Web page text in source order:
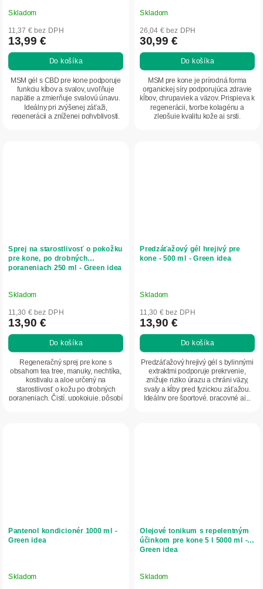
Skladom
11,37 € bez DPH
13,99 €
Do košíka
MSM gél s CBD pre kone podporuje
funkciu kĺbov a svalov, uvoľňuje
napätie a zmierňuje svalovú únavu.
Ideálny pri zvýšenej záťaži,
regenerácii a zníženej pohyblivosti.
Skladom
26,04 € bez DPH
30,99 €
Do košíka
MSM pre kone je prírodná forma
organickej síry podporujúca zdravie
kĺbov, chrupaviek a väzov. Prispieva k
regenerácii, tvorbe kolagénu a
zlepšuje kvalitu kože aj srsti.
Sprej na starostlivosť o pokožku
pre kone, po drobných
poraneniach 250 ml - Green idea
Skladom
11,30 € bez DPH
13,90 €
Do košíka
Regeneračný sprej pre kone s
obsahom tea tree, manuky, nechtíka,
kostivalu a aloe určený na
starostlivosť o kožu po drobných
poraneniach. Čistí, upokojuje, pôsobí
Predzáťažový gél hrejivý pre
kone - 500 ml - Green idea
Skladom
11,30 € bez DPH
13,90 €
Do košíka
Predzáťažový hrejivý gél s bylinnými
extraktmi podporuje prekrvenie,
znižuje riziko úrazu a chráni väzy,
svaly a kĺby pred fyzickou záťažou.
Ideálny pre športové, pracovné aj...
Pantenol kondicionér 1000 ml -
Green idea
Skladom
Olejové tonikum s repelentným
účinkom pre kone 5 l 5000 ml -
Green idea
Skladom